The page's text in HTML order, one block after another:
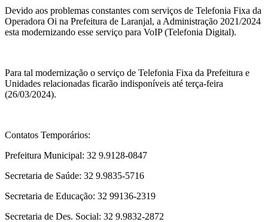
Devido aos problemas constantes com serviços de Telefonia Fixa da
Operadora Oi na Prefeitura de Laranjal, a Administração 2021/2024
esta modernizando esse serviço para VoIP (Telefonia Digital).
Para tal modernização o serviço de Telefonia Fixa da Prefeitura e
Unidades relacionadas ficarão indisponíveis até terça-feira
(26/03/2024).
Contatos Temporários:
Prefeitura Municipal: 32 9.9128-0847
Secretaria de Saúde: 32 9.9835-5716
Secretaria de Educação: 32 99136-2319
Secretaria de Des. Social: 32 9.9832-2872